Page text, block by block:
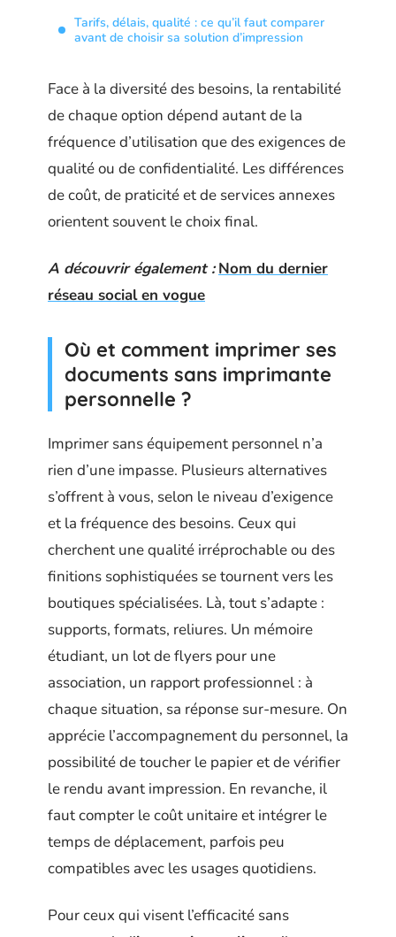
Tarifs, délais, qualité : ce qu’il faut comparer
avant de choisir sa solution d’impression
Face à la diversité des besoins, la rentabilité
de chaque option dépend autant de la
fréquence d’utilisation que des exigences de
qualité ou de confidentialité. Les différences
de coût, de praticité et de services annexes
orientent souvent le choix final.
A découvrir également : Nom du dernier
réseau social en vogue
Où et comment imprimer ses
documents sans imprimante
personnelle ?
Imprimer sans équipement personnel n’a
rien d’une impasse. Plusieurs alternatives
s’offrent à vous, selon le niveau d’exigence
et la fréquence des besoins. Ceux qui
cherchent une qualité irréprochable ou des
finitions sophistiquées se tournent vers les
boutiques spécialisées. Là, tout s’adapte :
supports, formats, reliures. Un mémoire
étudiant, un lot de flyers pour une
association, un rapport professionnel : à
chaque situation, sa réponse sur-mesure. On
apprécie l’accompagnement du personnel, la
possibilité de toucher le papier et de vérifier
le rendu avant impression. En revanche, il
faut compter le coût unitaire et intégrer le
temps de déplacement, parfois peu
compatibles avec les usages quotidiens.
Pour ceux qui visent l’efficacité sans